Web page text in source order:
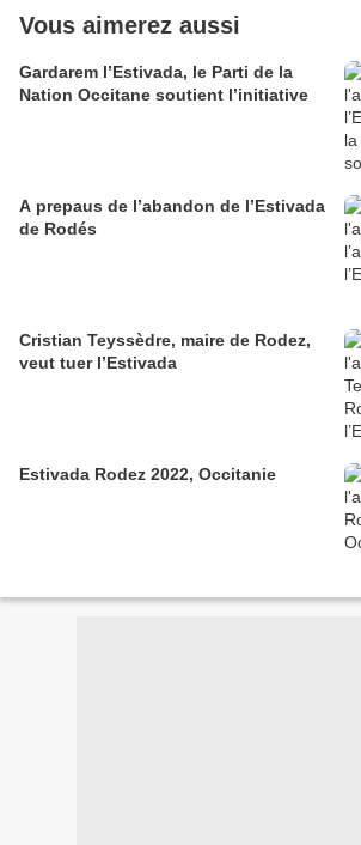
Vous aimerez aussi
Gardarem l’Estivada, le Parti de la
Nation Occitane soutient l’initiative
A prepaus de l’abandon de l’Estivada
de Rodés
Cristian Teyssèdre, maire de Rodez,
veut tuer l’Estivada
Estivada Rodez 2022, Occitanie